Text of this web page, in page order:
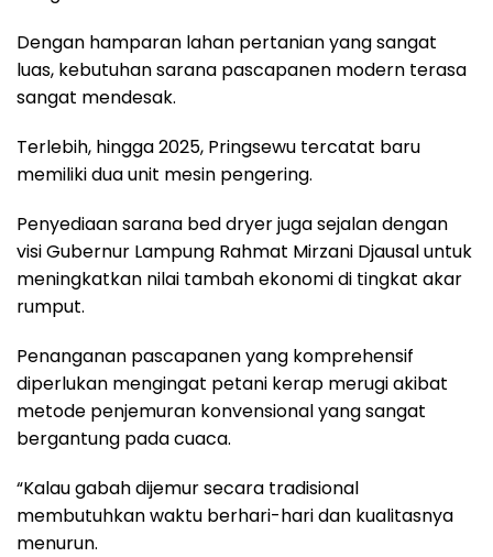
Dengan hamparan lahan pertanian yang sangat
luas, kebutuhan sarana pascapanen modern terasa
sangat mendesak.
Terlebih, hingga 2025, Pringsewu tercatat baru
memiliki dua unit mesin pengering.
Penyediaan sarana bed dryer juga sejalan dengan
visi Gubernur Lampung Rahmat Mirzani Djausal untuk
meningkatkan nilai tambah ekonomi di tingkat akar
rumput.
Penanganan pascapanen yang komprehensif
diperlukan mengingat petani kerap merugi akibat
metode penjemuran konvensional yang sangat
bergantung pada cuaca.
“Kalau gabah dijemur secara tradisional
membutuhkan waktu berhari-hari dan kualitasnya
menurun.